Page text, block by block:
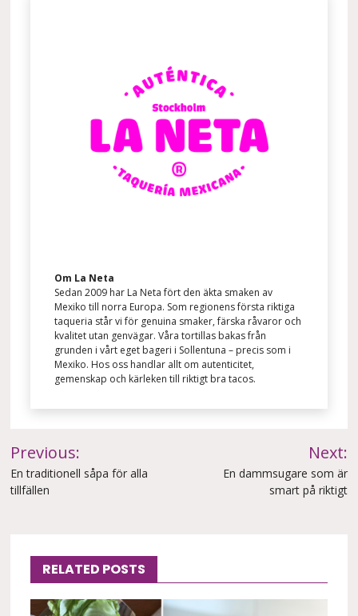
Om La Neta
Sedan 2009 har La Neta fört den äkta smaken av
Mexiko till norra Europa. Som regionens första riktiga
taqueria står vi för genuina smaker, färska råvaror och
kvalitet utan genvägar. Våra tortillas bakas från
grunden i vårt eget bageri i Sollentuna – precis som i
Mexiko. Hos oss handlar allt om autenticitet,
gemenskap och kärleken till riktigt bra tacos.
Inläggsnavigering
Previous:
En traditionell såpa för alla
tillfällen
Next:
En dammsugare som är
smart på riktigt
RELATED POSTS